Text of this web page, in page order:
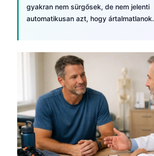
gyakran nem sürgősek, de nem jelenti
automatikusan azt, hogy ártalmatlanok.